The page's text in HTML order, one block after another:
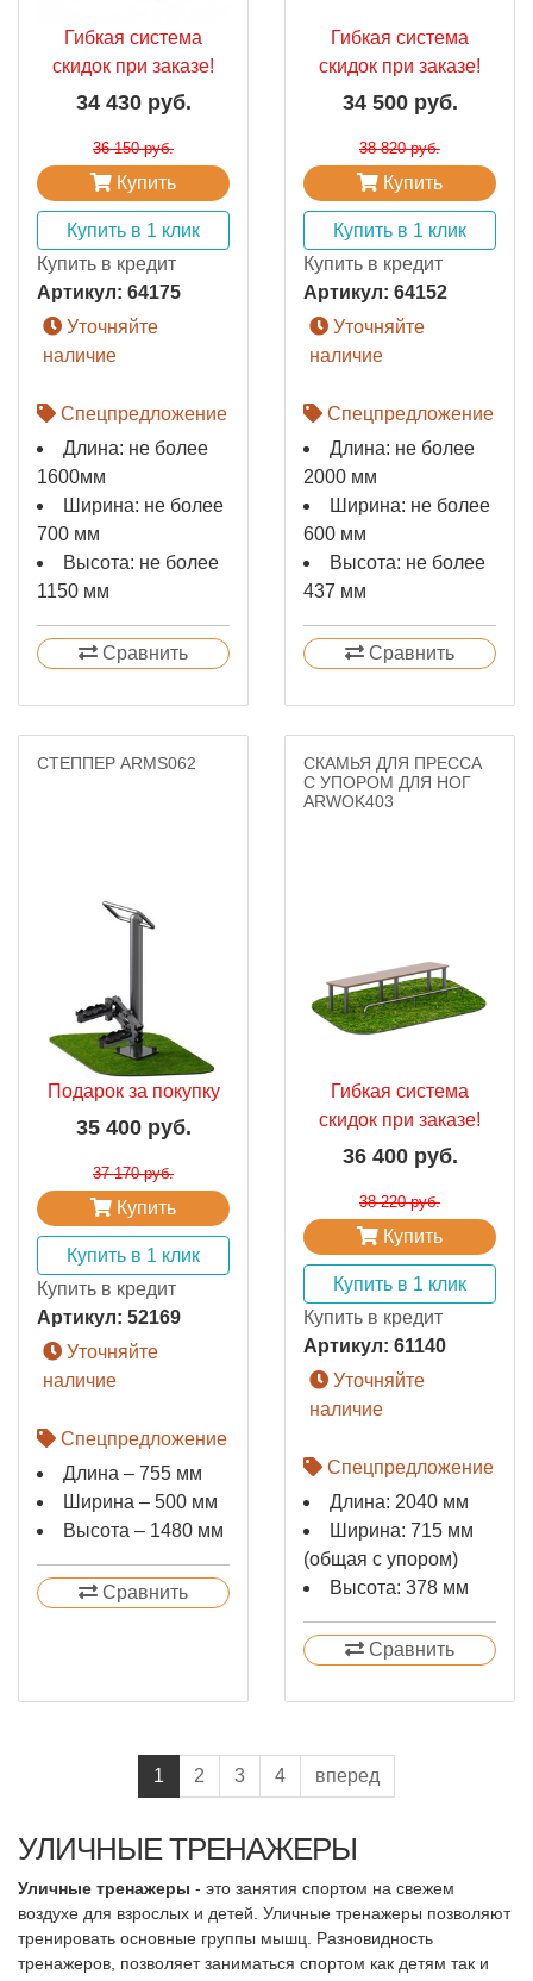
Гибкая система
скидок при заказе!
34 430 руб.
36 150 руб.
Купить
Купить в 1 клик
Купить в кредит
Артикул: 64175
Уточняйте
наличие
Спецпредложение
Длина: не более
1600мм
Ширина: не более
700 мм
Высота: не более
1150 мм
Сравнить
Гибкая система
скидок при заказе!
34 500 руб.
38 820 руб.
Купить
Купить в 1 клик
Купить в кредит
Артикул: 64152
Уточняйте
наличие
Спецпредложение
Длина: не более
2000 мм
Ширина: не более
600 мм
Высота: не более
437 мм
Сравнить
СТЕППЕР ARMS062
Подарок за покупку
35 400 руб.
37 170 руб.
Купить
Купить в 1 клик
Купить в кредит
Артикул: 52169
Уточняйте
наличие
Спецпредложение
Длина – 755 мм
Ширина – 500 мм
Высота – 1480 мм
Сравнить
СКАМЬЯ ДЛЯ ПРЕССА
С УПОРОМ ДЛЯ НОГ
ARWOK403
Гибкая система
скидок при заказе!
36 400 руб.
38 220 руб.
Купить
Купить в 1 клик
Купить в кредит
Артикул: 61140
Уточняйте
наличие
Спецпредложение
Длина: 2040 мм
Ширина: 715 мм
(общая с упором)
Высота: 378 мм
Сравнить
1 2 3 4 вперед
УЛИЧНЫЕ ТРЕНАЖЕРЫ
Уличные тренажеры - это занятия спортом на свежем
воздухе для взрослых и детей. Уличные тренажеры позволяют
тренировать основные группы мышц. Разновидность
тренажеров, позволяет заниматься спортом как детям так и